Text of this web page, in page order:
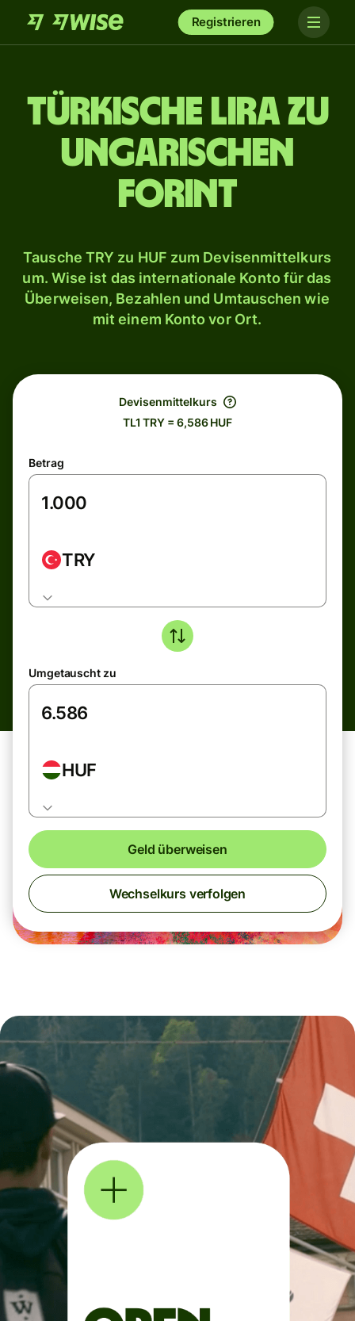
Registrieren
Türkische Lira zu
ungarischen
Forint
Tausche TRY zu HUF zum Devisenmittelkurs
um. Wise ist das internationale Konto für das
Überweisen, Bezahlen und Umtauschen wie
mit einem Konto vor Ort.
Devisenmittelkurs
TL1 TRY = 6,586 HUF
Betrag
TRY
Umgetauscht zu
HUF
Geld überweisen
Wechselkurs verfolgen